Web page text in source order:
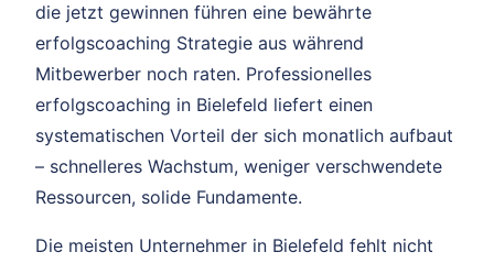
die jetzt gewinnen führen eine bewährte
erfolgscoaching Strategie aus während
Mitbewerber noch raten. Professionelles
erfolgscoaching in Bielefeld liefert einen
systematischen Vorteil der sich monatlich aufbaut
– schnelleres Wachstum, weniger verschwendete
Ressourcen, solide Fundamente.
Die meisten Unternehmer in Bielefeld fehlt nicht